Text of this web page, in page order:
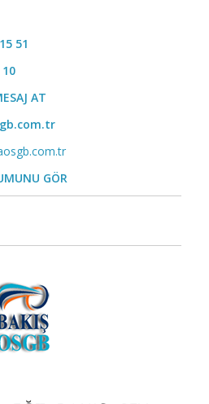
51
AT
GÖR